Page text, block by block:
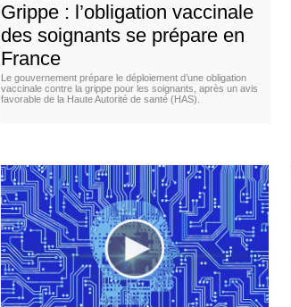
Grippe : l’obligation vaccinale
des soignants se prépare en
France
Le gouvernement prépare le déploiement d’une obligation
vaccinale contre la grippe pour les soignants, après un avis
favorable de la Haute Autorité de santé (HAS).